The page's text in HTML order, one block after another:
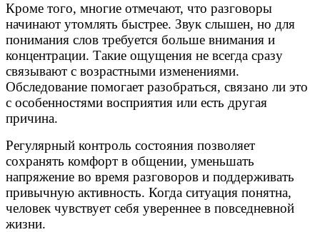
Кроме того, многие отмечают, что разговоры
начинают утомлять быстрее. Звук слышен, но для
понимания слов требуется больше внимания и
концентрации. Такие ощущения не всегда сразу
связывают с возрастными изменениями.
Обследование помогает разобраться, связано ли это
с особенностями восприятия или есть другая
причина.
Регулярный контроль состояния позволяет
сохранять комфорт в общении, уменьшать
напряжение во время разговоров и поддерживать
привычную активность. Когда ситуация понятна,
человек чувствует себя увереннее в повседневной
жизни.